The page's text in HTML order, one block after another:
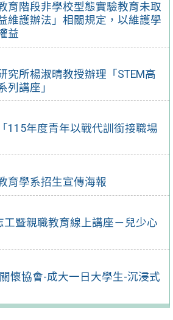
育階段非學校型態實驗教育未取
維護辦法」相關規定，以維護學
益
究所楊淑晴教授辦理「STEM高
列講座」
115年度青年以戰代訓銜接職場
育學系招生宣傳海報
工暨親職教育線上講座－兒少心
懷協會-成大一日大學生-沉浸式